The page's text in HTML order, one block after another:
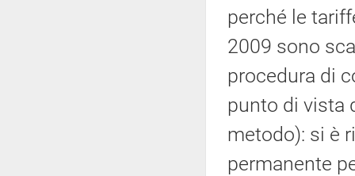
perché le
2009 sono
procedura di
punto di vista
metodo): si è
permanente